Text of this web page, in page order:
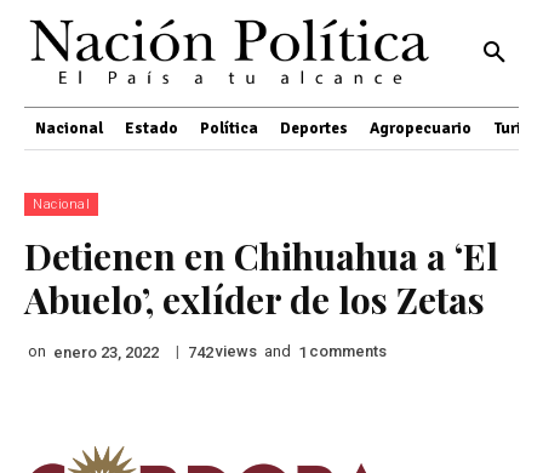
Nacional Estado Política Deportes Agropecuario
Nacional
Detienen en Chihuahua a ‘El
Abuelo’, exlíder de los Zetas
on enero 23, 2022 | 742views and 1 comments